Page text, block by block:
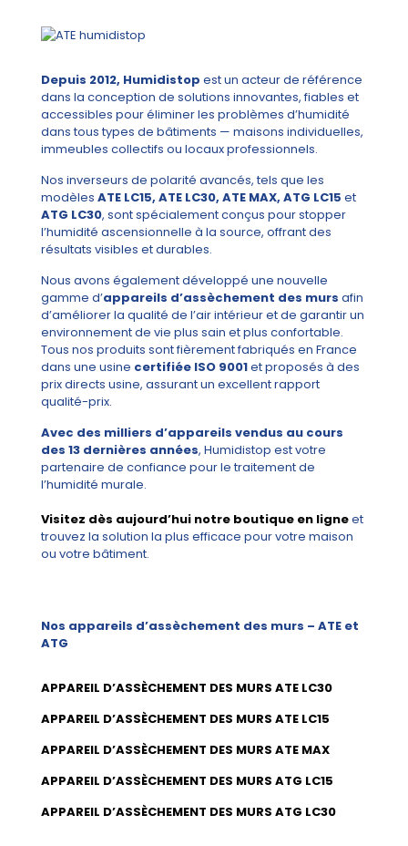
Depuis 2012, Humidistop est un acteur de référence
dans la conception de solutions innovantes, fiables et
accessibles pour éliminer les problèmes d’humidité
dans tous types de bâtiments — maisons individuelles,
immeubles collectifs ou locaux professionnels.
Nos inverseurs de polarité avancés, tels que les
modèles ATE LC15, ATE LC30, ATE MAX, ATG LC15 et
ATG LC30, sont spécialement conçus pour stopper
l’humidité ascensionnelle à la source, offrant des
résultats visibles et durables.
Nous avons également développé une nouvelle
gamme d’appareils d’assèchement des murs afin
d’améliorer la qualité de l’air intérieur et de garantir un
environnement de vie plus sain et plus confortable.
Tous nos produits sont fièrement fabriqués en France
dans une usine certifiée ISO 9001et proposés à des
prix directs usine, assurant un excellent rapport
qualité-prix.
Avec des milliers d’appareils vendus au cours
des 13 dernières années, Humidistop est votre
partenaire de confiance pour le traitement de
l’humidité murale.
Visitez dès aujourd’hui notre boutique en ligneet
trouvez la solution la plus efficace pour votre maison
ou votre bâtiment.
Nos appareils d’assèchement des murs – ATE et
ATG
APPAREIL D’ASSÈCHEMENT DES MURS ATE LC30
APPAREIL D’ASSÈCHEMENT DES MURS ATE LC15
APPAREIL D’ASSÈCHEMENT DES MURS ATE MAX
APPAREIL D’ASSÈCHEMENT DES MURS ATG LC15
APPAREIL D’ASSÈCHEMENT DES MURS ATG LC30